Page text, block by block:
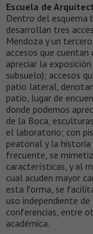
Escuela de
Dentro del esquema
desarrollan tres
Mendoza y un
accesos que
apreciar la
subsuelo); accesos
patio lateral,
patio, lugar de
donde podemos
de la Boca,
el laboratorio; con
peatonal y la historia
frecuente, se
características, y al
cual acuden mayor
esta forma, se
uso independiente
conferencias, entre
académica.